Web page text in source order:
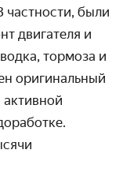
частности, были
двигателя и
тормоза и
оригинальный